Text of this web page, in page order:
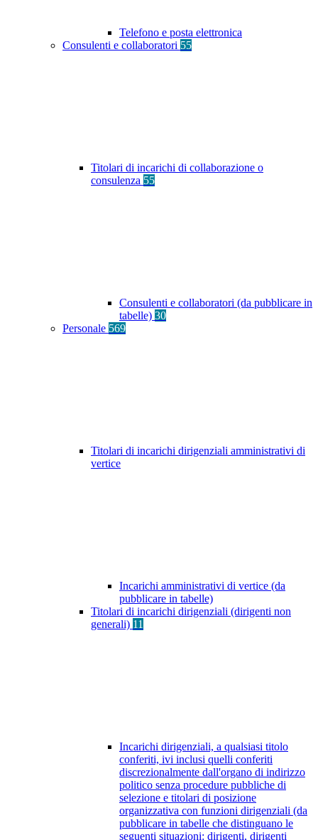
Telefono e posta elettronica
Consulenti e collaboratori 55
Titolari di incarichi di collaborazione o
consulenza 55
Consulenti e collaboratori (da pubblicare in
tabelle) 30
Personale 569
Titolari di incarichi dirigenziali amministrativi di
vertice
Incarichi amministrativi di vertice (da
pubblicare in tabelle)
Titolari di incarichi dirigenziali (dirigenti non
generali) 11
Incarichi dirigenziali, a qualsiasi titolo
conferiti, ivi inclusi quelli conferiti
discrezionalmente dall'organo di indirizzo
politico senza procedure pubbliche di
selezione e titolari di posizione
organizzativa con funzioni dirigenziali (da
pubblicare in tabelle che distinguano le
seguenti situazioni: dirigenti, dirigenti